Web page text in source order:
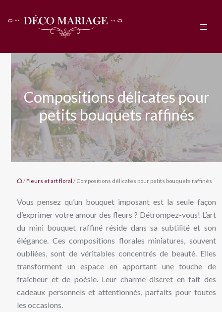
Compositions délicates pour
petits bouquets raffinés
/Fleurs et art floral / Compositions délicates pour petits bouquets raffinés
Vous pensez qu’un bouquet imposant est la seule façon
d’exprimer votre amour des fleurs ? Détrompez-vous! L’art
du mini bouquet raffiné réside dans sa subtilité et son
élégance. Ces compositions florales miniatures, souvent
oubliées, sont de véritables concentrés de beauté. Elles
transforment un espace en apportant une touche de
fraîcheur et de poésie. Leur charme discret en fait des
cadeaux personnels et attentionnés, parfaits pour toutes
les occasions.